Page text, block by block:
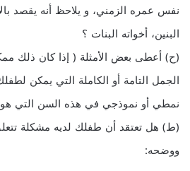
نفس عمره الزمني، و يلاحظ أنه يقصد
البنين، أخواته البنات ؟
(ح) أعطى بعض الأمثلة ( إذا كان ذلك
الجمل التامة أو الكاملة التي يمكن
نمطي أو نموذجي في هذه السن التي هو
(ط) هل تعتقد أن طفلك لديه مشكلة
ووضحه: